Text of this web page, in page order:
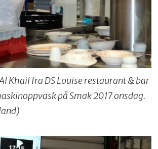
Khail fra DS Louise restaurant & bar
på Smak 2017 onsdag.